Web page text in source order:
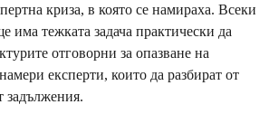
криза, в която се намираха. Всеки
има тежката задача практически да
отговорни за опазване на
експерти, които да разбират от
задължения.